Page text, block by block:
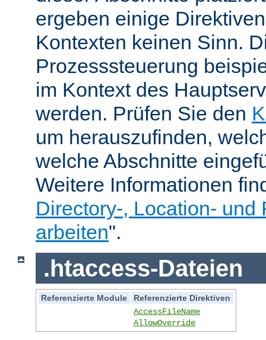
ergeben einige
Kontexten keinen Sinn.
Prozesssteuerung
im Kontext des
werden. Prüfen Sie den
um herauszufinden,
welche Abschnitte
Weitere Informationen
Directory-, Location- und
arbeiten".
.htaccess-Dateien
Referenzierte Module
Referenzierte Direktiven
AccessFileName
AllowOverride